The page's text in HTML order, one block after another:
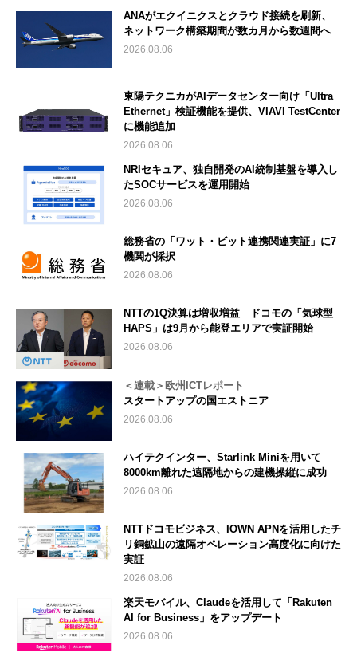
ANAがエクイニクスとクラウド接続を刷新、
ネットワーク構築期間が数カ月から数週間へ
2026.08.06
東陽テクニカがAIデータセンター向け「Ultra
Ethernet」検証機能を提供、VIAVI TestCenter
に機能追加
2026.08.06
NRIセキュア、独自開発のAI統制基盤を導入し
たSOCサービスを運用開始
2026.08.06
総務省の「ワット・ビット連携関連実証」に7
機関が採択
2026.08.06
NTTの1Q決算は増収増益 ドコモの「気球型
HAPS」は9月から能登エリアで実証開始
2026.08.06
＜連載＞欧州ICTレポート
スタートアップの国エストニア
2026.08.06
ハイテクインター、Starlink Miniを用いて
8000km離れた遠隔地からの建機操縦に成功
2026.08.06
NTTドコモビジネス、IOWN APNを活用したチ
リ銅鉱山の遠隔オペレーション高度化に向けた
実証
2026.08.06
楽天モバイル、Claudeを活用して「Rakuten
AI for Business」をアップデート
2026.08.06